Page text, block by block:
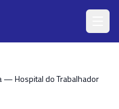
— Hospital do Trabalhador